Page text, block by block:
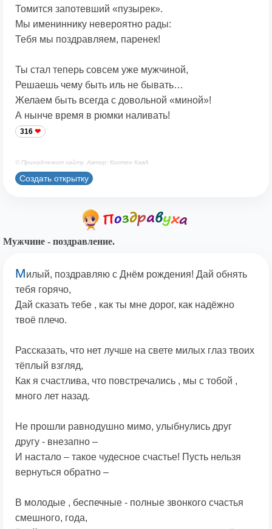
Томится запотевший «пузырек».
Мы имениннику невероятно рады:
Тебя мы поздравляем, паренек!
Ты стал теперь совсем уже мужчиной,
Решаешь чему быть иль не бывать…
Желаем быть всегда с довольной «миной»!
А нынче время в рюмки наливать!
316
© Принадлежит сайту. Автор: Костен КавА
Создать открытку
Мужчине - поздравление.
Милый, поздравляю с Днём рождения! Дай обнять
тебя горячо,
Дай сказать тебе , как ты мне дорог, как надёжно
твоё плечо.
Рассказать, что нет лучше на свете милых глаз твоих
тёплый взгляд,
Как я счастлива, что повстречались , мы с тобой ,
много лет назад.
Не прошли равнодушно мимо, улыбнулись друг
другу - внезапно –
И настало – такое чудесное счастье! Пусть нельзя
вернуться обратно –
В молодые , беспечные - полные звонкого счастья
смешного, года,